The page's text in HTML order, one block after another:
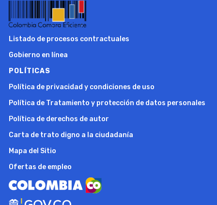
Listado de procesos contractuales
Gobierno en línea
POLÍTICAS
Política de privacidad y condiciones de uso
Política de Tratamiento y protección de datos personales
Política de derechos de autor
Carta de trato digno a la ciudadanía
Mapa del Sitio
Ofertas de empleo